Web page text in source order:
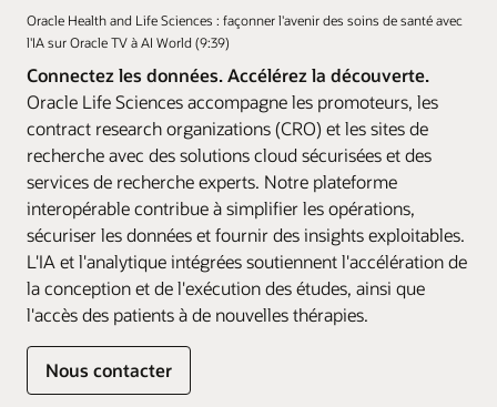
Oracle Health and Life Sciences : façonner l'avenir des soins de santé avec
l'IA sur Oracle TV à AI World (9:39)
Connectez les données. Accélérez la découverte.
Oracle Life Sciences accompagne les promoteurs, les
contract research organizations (CRO) et les sites de
recherche avec des solutions cloud sécurisées et des
services de recherche experts. Notre plateforme
interopérable contribue à simplifier les opérations,
sécuriser les données et fournir des insights exploitables.
L'IA et l'analytique intégrées soutiennent l'accélération de
la conception et de l'exécution des études, ainsi que
l'accès des patients à de nouvelles thérapies.
Nous contacter